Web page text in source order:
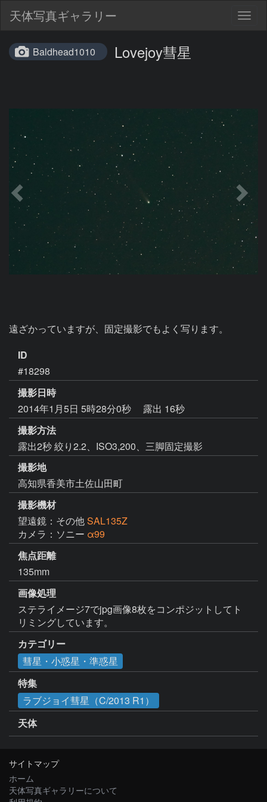
天体写真ギャラリー
Baldhead1010 Lovejoy彗星
遠ざかっていますが、固定撮影でもよく写ります。
ID
#18298
撮影日時
2014年1月5日 5時28分0秒
露出 16秒
撮影方法
露出2秒 絞り2.2、ISO3,200、三脚固定撮影
撮影地
高知県香美市土佐山田町
撮影機材
望遠鏡：その他SAL135Z
カメラ：ソニー α99
焦点距離
135mm
画像処理
ステライメージ7でjpg画像8枚をコンポジットしてト
リミングしています。
カテゴリー
彗星・小惑星・準惑星
特集
ラブジョイ彗星（C/2013 R1）
天体
サイトマップ
ホーム
天体写真ギャラリーについて